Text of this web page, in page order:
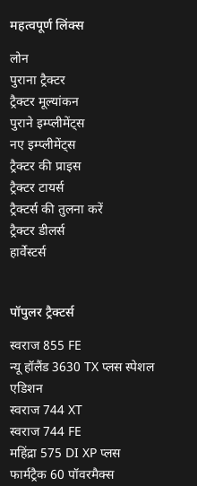
महत्वपूर्ण लिंक्स
लोन
पुराना ट्रैक्टर
ट्रैक्टर मूल्यांकन
पुराने इम्प्लीमेंट्स
नए इम्प्लीमेंट्स
ट्रैक्टर की प्राइस
ट्रैक्टर टायर्स
ट्रैक्टर्स की तुलना करें
ट्रैक्टर डीलर्स
हार्वेस्टर्स
पॉपुलर ट्रैक्टर्स
स्वराज 855 FE
न्यू हॉलैंड 3630 TX प्लस स्पेशल
एडिशन
स्वराज 744 XT
स्वराज 744 FE
महिंद्रा 575 DI XP प्लस
फार्मट्रैक 60 पॉवरमैक्स